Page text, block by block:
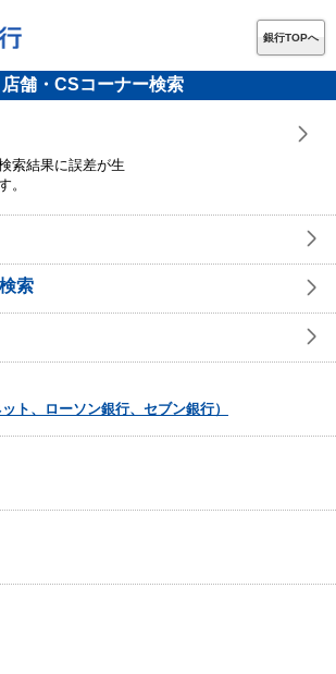
銀行TOPへ
店舗・CSコーナー検索
索結果に誤差が生
。
索
ト、ローソン銀行、セブン銀行）